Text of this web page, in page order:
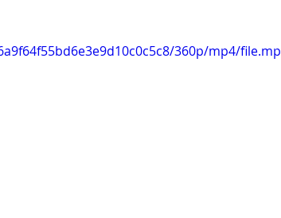
360p/mp4/file.mp